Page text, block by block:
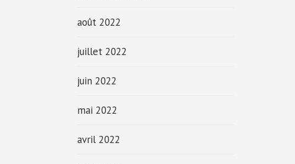
août 2022
juillet 2022
juin 2022
mai 2022
avril 2022